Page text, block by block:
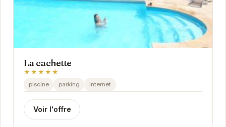
La cachette
★★★★★
piscine parking internet
Voir l'offre